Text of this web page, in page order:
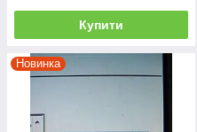
Купити
Новинка